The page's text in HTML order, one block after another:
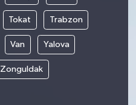
Tokat Trabzon
Van Yalova
Zonguldak